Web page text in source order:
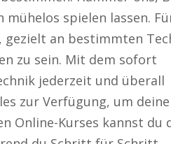
spielen lassen.
an bestimmten
zu sein. Mit dem sofort
jederzeit und überall
zur Verfügung, um deine
Online-Kurses kannst du